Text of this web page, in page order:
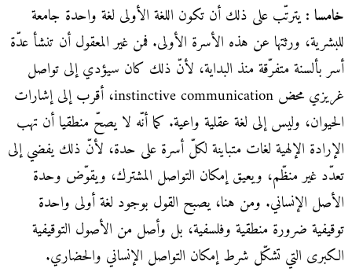
خامسا :يترتّب على ذلك أن تكون اللغة الأولى لغة واحدة جامعة
للبشرية، ورثتها عن هذه الأسرة الأولى. فمن غير المعقول أن تنشأ عدّة
أسر بألسنة متفرّقة منذ البداية، لأنّ ذلك كان سيؤدي إلى تواصل
غريزي محض instinctive communication، أقرب إلى إشارات
الحيوان، وليس إلى لغة عقلية واعية. كما أنّه لا يصحّ منطقيا أن تهب
الإرادة الإلهية لغات متباينة لكلّ أسرة على حدة، لأنّ ذلك يفضي إلى
تعدّد غير منظّم، ويعيق إمكان التواصل المشترك، ويقوّض وحدة
الأصل الإنساني. ومن هنا، يصبح القول بوجود لغة أولى واحدة
توقيفية ضرورة منطقية وفلسفية، بل وأصل من الأصول التوقيفية
الكبرى التي تشكّل شرط إمكان التواصل الإنساني والحضاري.